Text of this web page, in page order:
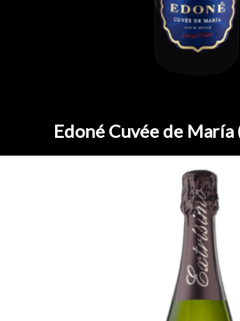
Edoné Cuvée de María